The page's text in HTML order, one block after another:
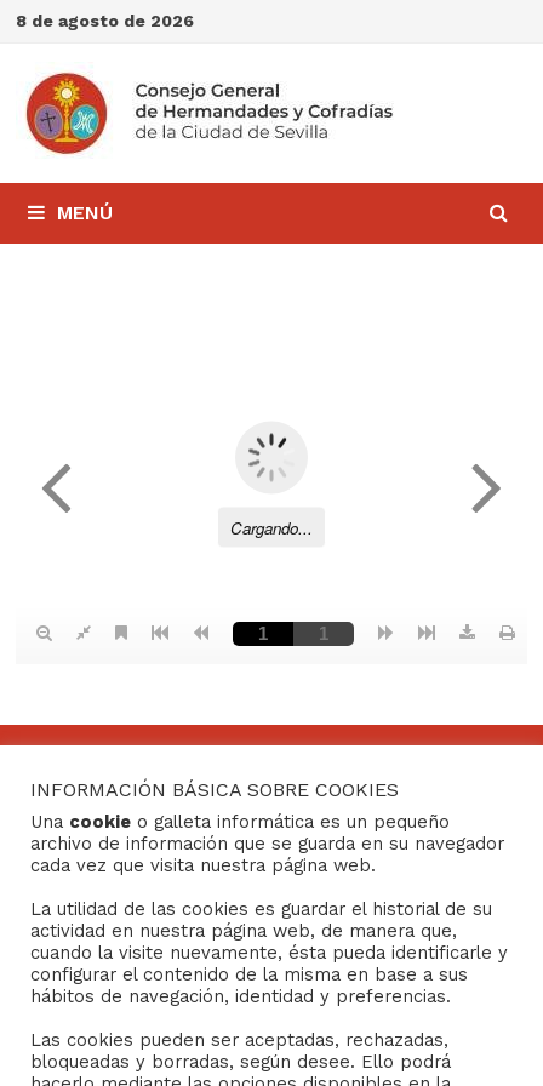
Saltar
contenido
8 de agosto de 2026
MENÚ
CONTACTO
Consejo General de Hermandades y Cofradías de la
ciudad de Sevilla
C/ San Gregorio 26. 41004- Sevilla
(+34) 954 21 59 27
boletin@hermandades-de-sevilla.org
INFORMACIÓN BÁSICA SOBRE COOKIES
Una cookie o galleta informática es un pequeño
archivo de información que se guarda en su navegador
cada vez que visita nuestra página web.
La utilidad de las cookies es guardar el historial de su
actividad en nuestra página web, de manera que,
cuando la visite nuevamente, ésta pueda identificarle y
configurar el contenido de la misma en base a sus
hábitos de navegación, identidad y preferencias.
Las cookies pueden ser aceptadas, rechazadas,
bloqueadas y borradas, según desee. Ello podrá